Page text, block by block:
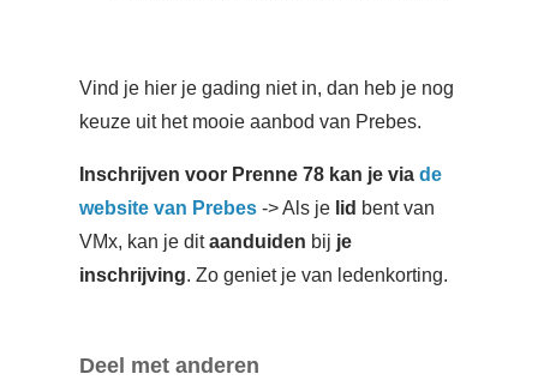
Vind je hier je gading niet in, dan heb je nog
keuze uit het mooie aanbod van Prebes.
Inschrijven voor Prenne 78 kan je viade
website van Prebes -> Als je lid bent van
VMx, kan je ditaanduiden bij je
inschrijving.Zo geniet je van ledenkorting.
Deel met anderen